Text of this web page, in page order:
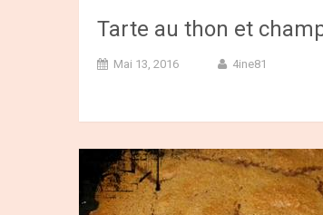
Tarte au thon et
Mai 13, 2016 4ine81